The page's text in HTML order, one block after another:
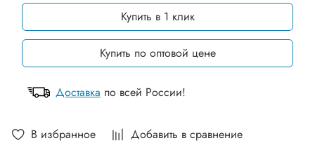
В избранное Добавить в сравнение
Купить в 1 клик
Купить по оптовой цене
Доставка по всей России!